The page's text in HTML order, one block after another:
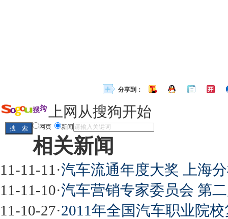
分享到：
上网从搜狗开始
网页 新闻
相关新闻
11-11-11 ·汽车流通年度大奖 上海
11-11-10·汽车营销专家委员会 第
11-10-27·2011年全国汽车职业院